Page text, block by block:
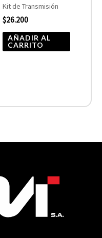
Kit de Transmisión
$26.200
AÑADIR AL
CARRITO